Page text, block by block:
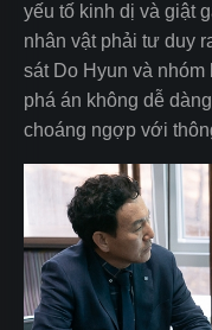
yếu tố kinh dị và giật
nhân vật phải tư duy
sát Do Hyun và
phá án không dễ
choáng ngợp với